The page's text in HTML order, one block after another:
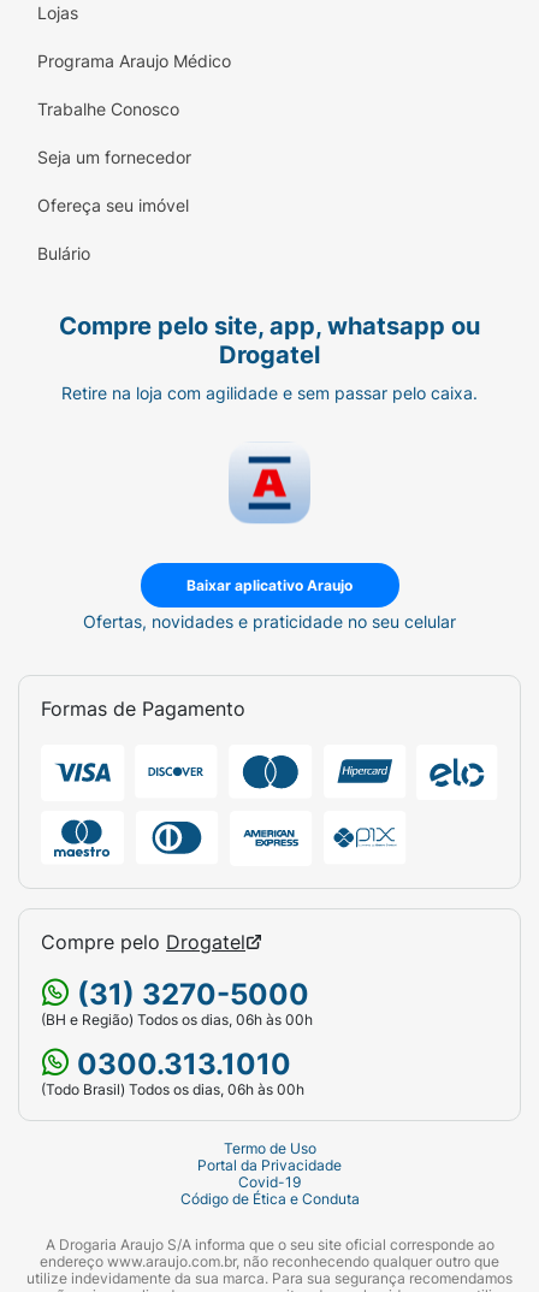
Lojas
Programa Araujo Médico
Trabalhe Conosco
Seja um fornecedor
Ofereça seu imóvel
Bulário
Compre pelo site, app, whatsapp ou
Drogatel
Retire na loja com agilidade e sem passar pelo caixa.
Baixar aplicativo Araujo
Ofertas, novidades e praticidade no seu celular
Formas de Pagamento
Compre pelo Drogatel
(31) 3270-5000
(BH e Região) Todos os dias, 06h às 00h
0300.313.1010
(Todo Brasil) Todos os dias, 06h às 00h
Termo de Uso
Portal da Privacidade
Covid-19
Código de Ética e Conduta
A Drogaria Araujo S/A informa que o seu site oficial corresponde ao
endereço www.araujo.com.br, não reconhecendo qualquer outro que
utilize indevidamente da sua marca. Para sua segurança recomendamos